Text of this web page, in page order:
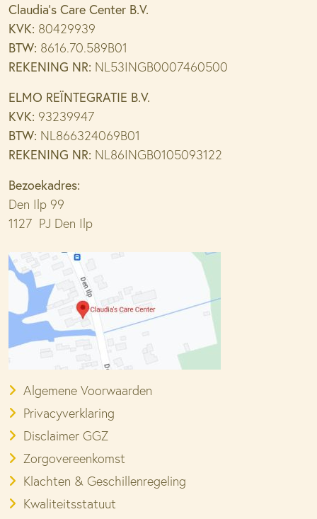
Claudia’s Care Center B.V.
KVK: 80429939
BTW: 8616.70.589B01
REKENING NR: NL53INGB0007460500
ELMO REÏNTEGRATIE B.V.
KVK: 93239947
BTW: NL866324069B01
REKENING NR: NL86INGB0105093122
Bezoekadres:
Den Ilp 99
1127 PJ Den Ilp
Algemene Voorwaarden
Privacyverklaring
Disclaimer GGZ
Zorgovereenkomst
Klachten & Geschillenregeling
Kwaliteitsstatuut